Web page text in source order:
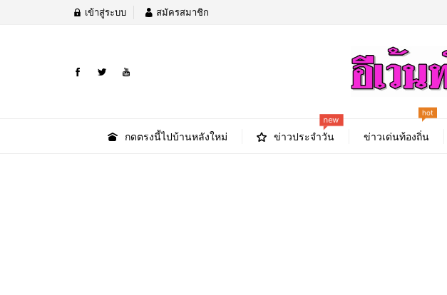
เข้าสู่ระบบ สมัครสมาชิก
กดตรงนี้ไปบ้านหลังใหม่ ข่าวประจำวัน
new
ข่าวเด่นท้องถิ่น
hot